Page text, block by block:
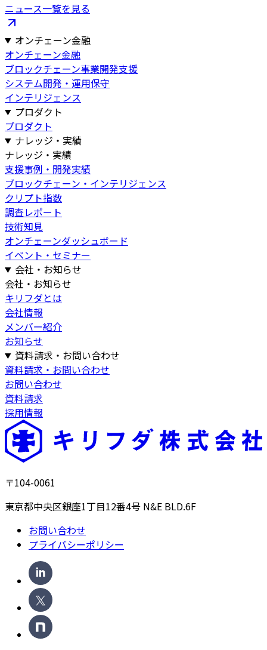
ニュース一覧を見る
オンチェーン金融
オンチェーン金融
ブロックチェーン事業開発支援
システム開発・運用保守
インテリジェンス
プロダクト
プロダクト
ナレッジ・実績
ナレッジ・実績
支援事例・開発実績
ブロックチェーン・インテリジェンス
クリプト指数
調査レポート
技術知見
オンチェーンダッシュボード
イベント・セミナー
会社・お知らせ
会社・お知らせ
キリフダとは
会社情報
メンバー紹介
お知らせ
資料請求・お問い合わせ
資料請求・お問い合わせ
お問い合わせ
資料請求
採用情報
〒104-0061
東京都中央区銀座1丁目12番4号 N&E BLD.6F
お問い合わせ
プライバシーポリシー